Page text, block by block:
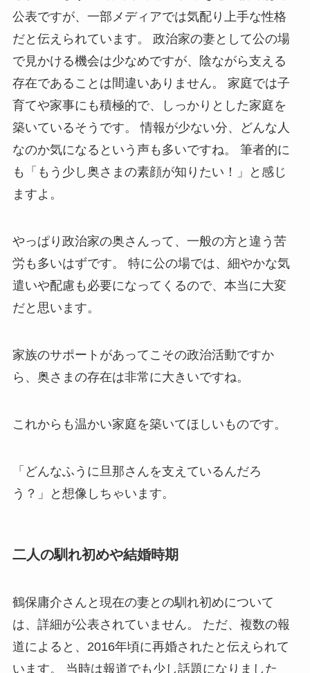
公表ですが、一部メディアでは気配り上手な性格
だと伝えられています。 政治家の妻として公の場
で見かける機会は少なめですが、陰ながら支える
存在であることは間違いありません。 家庭では子
育てや家事にも積極的で、しっかりとした家庭を
築いているそうです。 情報が少ない分、どんな人
なのか気になるという声も多いですね。 筆者的に
も「もう少し奥さまの素顔が知りたい！」と感じ
ますよ。
やっぱり政治家の奥さんって、一般の方と違う苦
労も多いはずです。 特に公の場では、細やかな気
遣いや配慮も必要になってくるので、本当に大変
だと思います。
家族のサポートがあってこその政治活動ですか
ら、奥さまの存在は非常に大きいですね。
これからも温かい家庭を築いてほしいものです。
「どんなふうに旦那さんを支えているんだろ
う？」と想像しちゃいます。
二人の馴れ初めや結婚時期
鶴保庸介さんと現在の妻との馴れ初めについて
は、詳細が公表されていません。 ただ、複数の報
道によると、2016年頃に再婚されたと伝えられて
います。 当時は報道でも少し話題になりました